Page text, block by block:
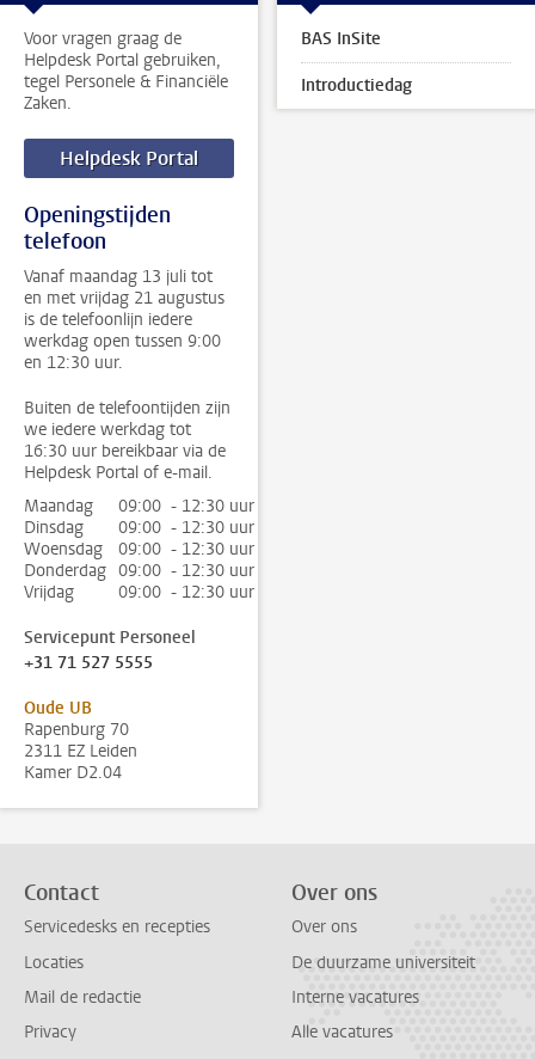
Voor vragen graag de
Helpdesk Portal gebruiken,
tegel Personele & Financiële
Zaken.
Helpdesk Portal
Openingstijden
telefoon
Vanaf maandag 13 juli tot
en met vrijdag 21 augustus
is de telefoonlijn iedere
werkdag open tussen 9:00
en 12:30 uur.
Buiten de telefoontijden zijn
we iedere werkdag tot
16:30 uur bereikbaar via de
Helpdesk Portal of e-mail.
Maandag
09:00 - 12:30 uur
Dinsdag
09:00 - 12:30 uur
Woensdag
09:00 - 12:30 uur
Donderdag 09:00 - 12:30 uur
Vrijdag
09:00 - 12:30 uur
Servicepunt Personeel
+31 71 527 5555
Oude UB
Rapenburg 70
2311 EZ Leiden
Kamer D2.04
BAS InSite
Introductiedag
Contact
Servicedesks en recepties
Locaties
Mail de redactie
Privacy
Over ons
Over ons
De duurzame universiteit
Interne vacatures
Alle vacatures